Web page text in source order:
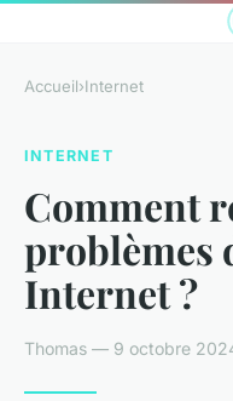
Accueil›Internet
INTERNET
Comment
problèmes
Internet ?
Thomas — 9 octobre